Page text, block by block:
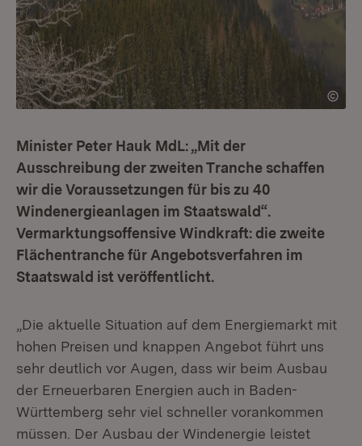
Minister Peter Hauk MdL: „Mit der
Ausschreibung der zweiten Tranche schaffen
wir die Voraussetzungen für bis zu 40
Windenergieanlagen im Staatswald“.
Vermarktungsoffensive Windkraft: die zweite
Flächentranche für Angebotsverfahren im
Staatswald ist veröffentlicht.
„Die aktuelle Situation auf dem Energiemarkt mit
hohen Preisen und knappen Angebot führt uns
sehr deutlich vor Augen, dass wir beim Ausbau
der Erneuerbaren Energien auch in Baden-
Württemberg sehr viel schneller vorankommen
müssen. Der Ausbau der Windenergie leistet